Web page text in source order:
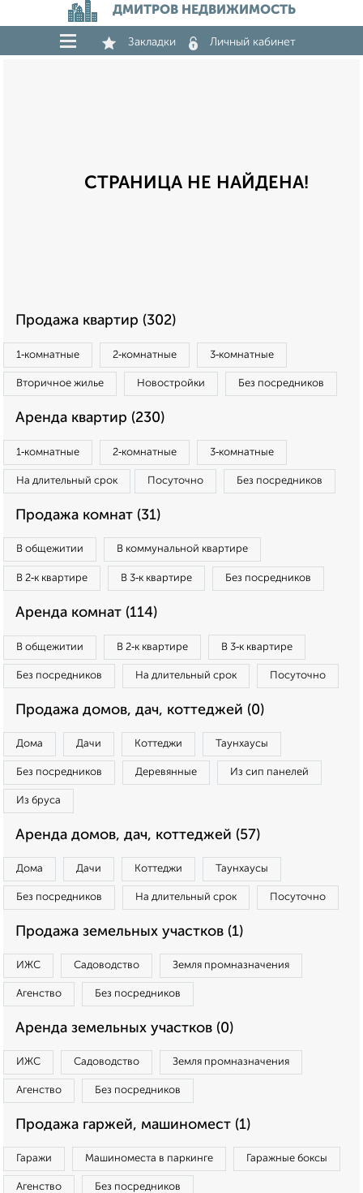
ДМИТРОВ НЕДВИЖИМОСТЬ
Закладки Личный кабинет
СТРАНИЦА НЕ НАЙДЕНА!
Продажа квартир (302)
1‑комнатные 2‑комнатные 3‑комнатные
Вторичное жилье Новостройки Без посредников
Аренда квартир (230)
1‑комнатные 2‑комнатные 3‑комнатные
На длительный срок Посуточно Без посредников
Продажа комнат (31)
В общежитии В коммунальной квартире
В 2‑к квартире В 3‑к квартире Без посредников
Аренда комнат (114)
В общежитии В 2‑к квартире В 3‑к квартире
Без посредников На длительный срок Посуточно
Продажа домов, дач, коттеджей (0)
Дома Дачи Коттеджи Таунхаусы
Без посредников Деревянные Из сип панелей
Из бруса
Аренда домов, дач, коттеджей (57)
Дома Дачи Коттеджи Таунхаусы
Без посредников На длительный срок Посуточно
Продажа земельных участков (1)
ИЖС Садоводство Земля промназначения
Агенство Без посредников
Аренда земельных участков (0)
ИЖС Садоводство Земля промназначения
Агенство Без посредников
Продажа гаржей, машиномест (1)
Гаражи Машиноместа в паркинге Гаражные боксы
Агенство Без посредников